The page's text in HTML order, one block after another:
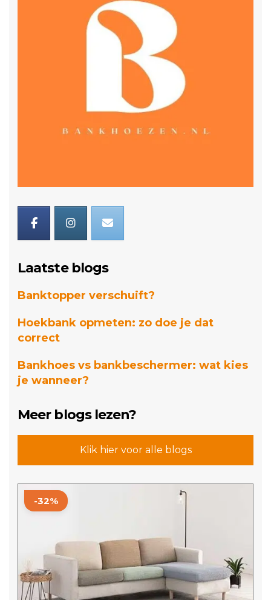
Laatste blogs
Banktopper verschuift?
Hoekbank opmeten: zo doe je dat
correct
Bankhoes vs bankbeschermer: wat kies
je wanneer?
Meer blogs lezen?
Klik hier voor alle blogs
-32%
Dit
product
variaties.
Deze
optie
kan